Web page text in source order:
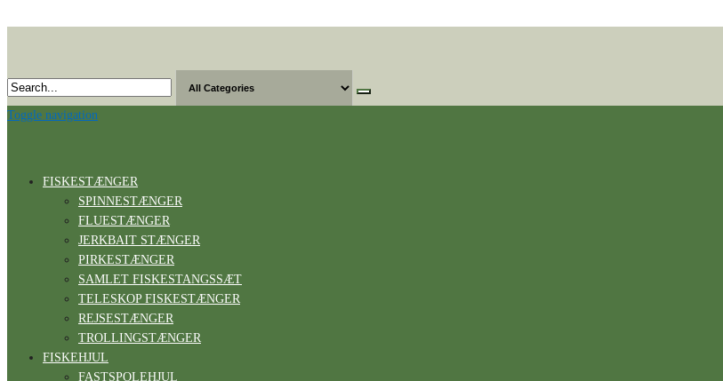
content
Toggle navigation
FISKESTÆNGER
SPINNESTÆNGER
FLUESTÆNGER
JERKBAIT STÆNGER
PIRKESTÆNGER
SAMLET FISKESTANGSSÆT
TELESKOP FISKESTÆNGER
REJSESTÆNGER
TROLLINGSTÆNGER
FISKEHJUL
FASTSPOLEHJUL